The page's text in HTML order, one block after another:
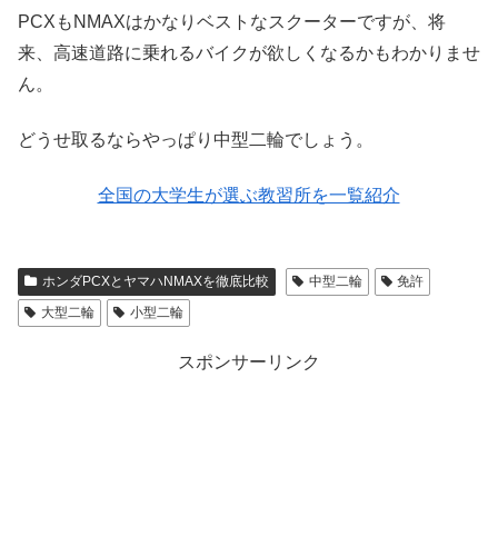
PCXもNMAXはかなりベストなスクーターですが、将
来、高速道路に乗れるバイクが欲しくなるかもわかりませ
ん。
どうせ取るならやっぱり中型二輪でしょう。
全国の大学生が選ぶ教習所を一覧紹介
ホンダPCXとヤマハNMAXを徹底比較 中型二輪
免許
大型二輪
小型二輪
スポンサーリンク